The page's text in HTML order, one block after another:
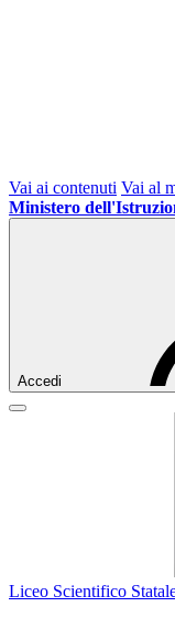
Vai ai contenuti Vai al
Ministero
Accedi
Liceo Scientifico